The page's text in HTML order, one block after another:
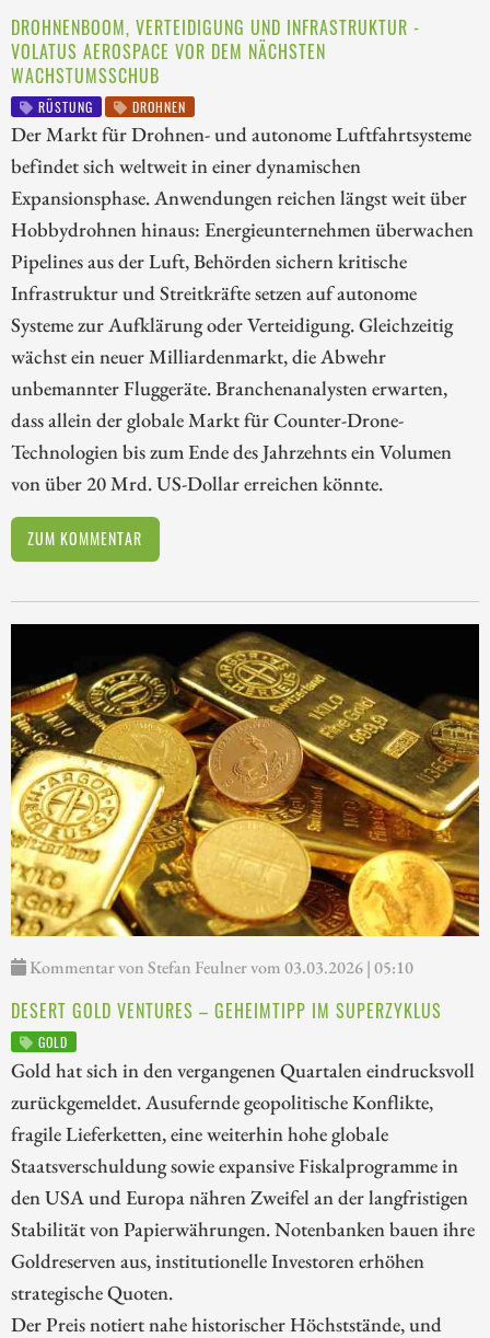
DROHNENBOOM, VERTEIDIGUNG UND INFRASTRUKTUR -
VOLATUS AEROSPACE VOR DEM NÄCHSTEN
WACHSTUMSSCHUB
RÜSTUNG DROHNEN
Der Markt für Drohnen- und autonome Luftfahrtsysteme
befindet sich weltweit in einer dynamischen
Expansionsphase. Anwendungen reichen längst weit über
Hobbydrohnen hinaus: Energieunternehmen überwachen
Pipelines aus der Luft, Behörden sichern kritische
Infrastruktur und Streitkräfte setzen auf autonome
Systeme zur Aufklärung oder Verteidigung. Gleichzeitig
wächst ein neuer Milliardenmarkt, die Abwehr
unbemannter Fluggeräte. Branchenanalysten erwarten,
dass allein der globale Markt für Counter-Drone-
Technologien bis zum Ende des Jahrzehnts ein Volumen
von über 20 Mrd. US-Dollar erreichen könnte.
ZUM KOMMENTAR
Kommentar von Stefan Feulner vom 03.03.2026 | 05:10
DESERT GOLD VENTURES – GEHEIMTIPP IM SUPERZYKLUS
GOLD
Gold hat sich in den vergangenen Quartalen eindrucksvoll
zurückgemeldet. Ausufernde geopolitische Konflikte,
fragile Lieferketten, eine weiterhin hohe globale
Staatsverschuldung sowie expansive Fiskalprogramme in
den USA und Europa nähren Zweifel an der langfristigen
Stabilität von Papierwährungen. Notenbanken bauen ihre
Goldreserven aus, institutionelle Investoren erhöhen
strategische Quoten.
Der Preis notiert nahe historischer Höchststände, und